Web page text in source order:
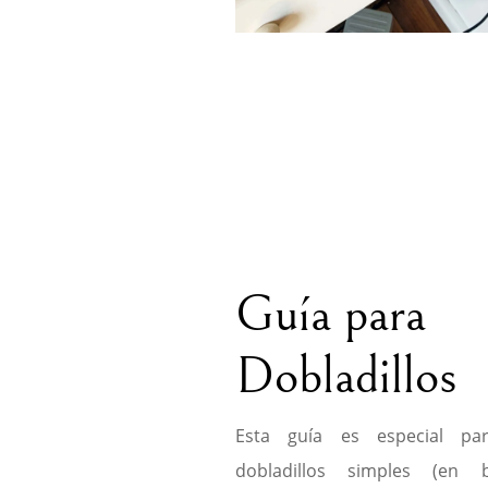
Guía para
Dobladillos
Esta guía es especial
dobladillos simples (en